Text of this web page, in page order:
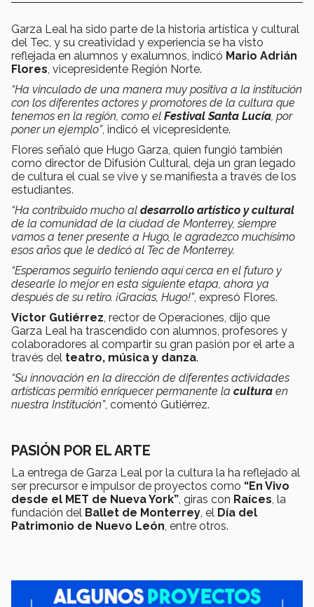
Garza Leal ha sido parte de la historia artística y cultural
del Tec, y su creatividad y experiencia se ha visto
reflejada en alumnos y exalumnos, indicó Mario Adrián
Flores , vicepresidente Región Norte.
“Ha vinculado de una manera muy positiva a la institución
con los diferentes actores y promotores de la cultura que
tenemos en la región, como el Festival Santa Lucía , por
poner un ejemplo”, indicó el vicepresidente.
Flores señaló que Hugo Garza, quien fungió también
como director de Difusión Cultural, deja un gran legado
de cultura el cual se vive y se manifiesta a través de los
estudiantes.
“Ha contribuido mucho al desarrollo artístico y cultural
de la comunidad de la ciudad de Monterrey, siempre
vamos a tener presente a Hugo, le agradezco muchísimo
esos años que le dedicó al Tec de Monterrey.
“Esperamos seguirlo teniendo aquí cerca en el futuro y
desearle lo mejor en esta siguiente etapa, ahora ya
después de su retiro. ¡Gracias, Hugo!”, expresó Flores.
Víctor Gutiérrez , rector de Operaciones, dijo que
Garza Leal ha trascendido con alumnos, profesores y
colaboradores al compartir su gran pasión por el arte a
través del teatro, música y danza.
“Su innovación en la dirección de diferentes actividades
artísticas permitió enriquecer permanente la cultura en
nuestra Institución”, comentó Gutiérrez.
PASIÓN POR EL ARTE
La entrega de Garza Leal por la cultura la ha reflejado al
ser precursor e impulsor de proyectos como “En Vivo
desde el MET de Nueva York” , giras con Raíces , la
fundación del Ballet de Monterrey , el Día del
Patrimonio de Nuevo León , entre otros.